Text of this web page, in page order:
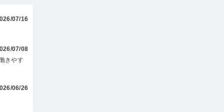
07/16
07/08
きやす
06/26